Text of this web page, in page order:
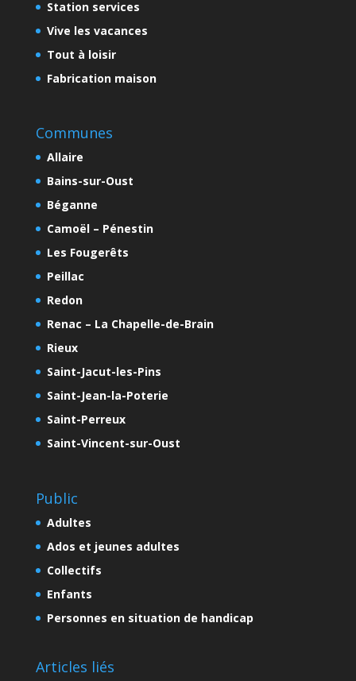
Station services
Vive les vacances
Tout à loisir
Fabrication maison
Communes
Allaire
Bains-sur-Oust
Béganne
Camoël – Pénestin
Les Fougerêts
Peillac
Redon
Renac – La Chapelle-de-Brain
Rieux
Saint-Jacut-les-Pins
Saint-Jean-la-Poterie
Saint-Perreux
Saint-Vincent-sur-Oust
Public
Adultes
Ados et jeunes adultes
Collectifs
Enfants
Personnes en situation de handicap
Articles liés